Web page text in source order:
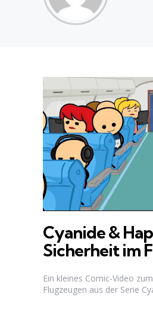
Cyanide &
Sicherheit im
Ein kleines Comic-Video
Flugzeugen aus der Serie